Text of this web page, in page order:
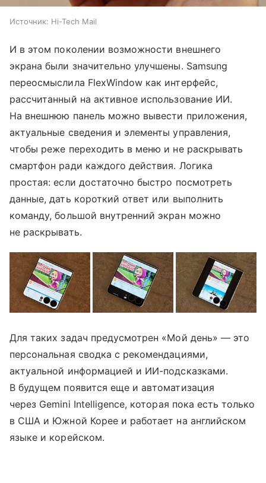
Источник: Hi-Tech Mail
И в этом поколении возможности внешнего
экрана были значительно улучшены. Samsung
переосмыслила FlexWindow как интерфейс,
рассчитанный на активное использование ИИ.
На внешнюю панель можно вывести приложения,
актуальные сведения и элементы управления,
чтобы реже переходить в меню и не раскрывать
смартфон ради каждого действия. Логика
простая: если достаточно быстро посмотреть
данные, дать короткий ответ или выполнить
команду, большой внутренний экран можно
не раскрывать.
Для таких задач предусмотрен «Мой день» — это
персональная сводка с рекомендациями,
актуальной информацией и ИИ-подсказками.
В будущем появится еще и автоматизация
через Gemini Intelligence, которая пока есть только
в США и Южной Корее и работает на английском
языке и корейском.